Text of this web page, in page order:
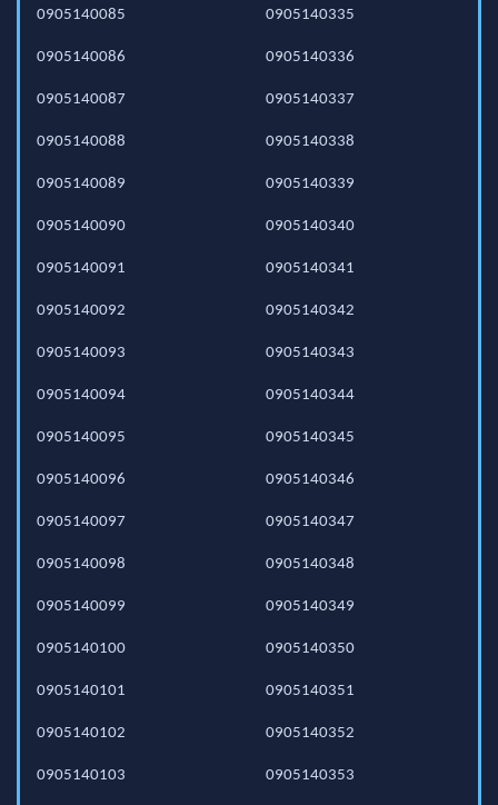
0905140085
0905140086
0905140087
0905140088
0905140089
0905140090
0905140091
0905140092
0905140093
0905140094
0905140095
0905140096
0905140097
0905140098
0905140099
0905140100
0905140101
0905140102
0905140103
0905140335
0905140336
0905140337
0905140338
0905140339
0905140340
0905140341
0905140342
0905140343
0905140344
0905140345
0905140346
0905140347
0905140348
0905140349
0905140350
0905140351
0905140352
0905140353